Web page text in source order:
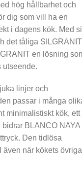
hög hållbarhet och
dig som vill ha en
i dagens kök. Med
det tåliga
en lösning
utseende.
linjer och
passar i många
minimalistiskt kök, ett
BLANCO NAYA
Den tidlösa
när kökets övriga